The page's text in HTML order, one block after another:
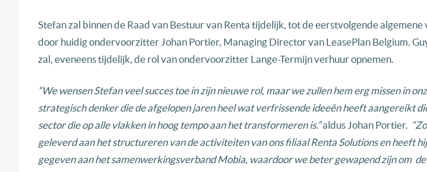
Stefan zal binnen de Raad van Bestuur van Renta tijdelijk, tot de eerstvolgende
door huidig ondervoorzitter Johan Portier, Managing Director van LeasePlan Belgium.
zal, eveneens tijdelijk, de rol van ondervoorzitter Lange-Termijn verhuur opnemen.
“We wensen Stefan veel succes toe in zijn nieuwe rol, maar we zullen hem erg missen in
strategisch denker die de afgelopen jaren heel wat verfrissende ideeën heeft aangereikt
sector die op alle vlakken in hoog tempo aan het transformeren is.”aldus Johan Portier.
geleverd aan het structureren van de activiteiten van ons filiaal Renta Solutions en heeft
gegeven aan het samenwerkingsverband Mobia, waardoor we beter gewapend zijn om de